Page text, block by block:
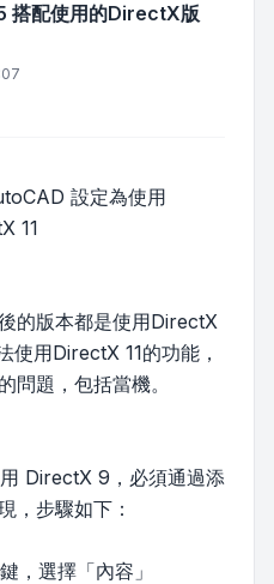
搭配使用的DirectX版
設定為使用
11
的版本都是使用DirectX
使用DirectX 11的功能，
問題，包括當機。
DirectX 9，必須通過添
，步驟如下：
，選擇「內容」